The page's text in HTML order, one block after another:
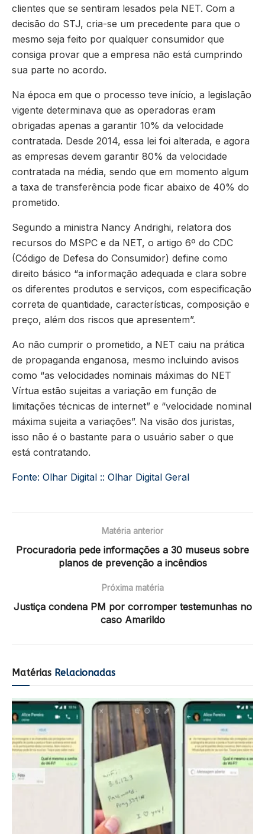
clientes que se sentiram lesados pela NET. Com a
decisão do STJ, cria-se um precedente para que o
mesmo seja feito por qualquer consumidor que
consiga provar que a empresa não está cumprindo
sua parte no acordo.
Na época em que o processo teve início, a legislação
vigente determinava que as operadoras eram
obrigadas apenas a garantir 10% da velocidade
contratada. Desde 2014, essa lei foi alterada, e agora
as empresas devem garantir 80% da velocidade
contratada na média, sendo que em momento algum
a taxa de transferência pode ficar abaixo de 40% do
prometido.
Segundo a ministra Nancy Andrighi, relatora dos
recursos do MSPC e da NET, o artigo 6º do CDC
(Código de Defesa do Consumidor) define como
direito básico “a informação adequada e clara sobre
os diferentes produtos e serviços, com especificação
correta de quantidade, características, composição e
preço, além dos riscos que apresentem”.
Ao não cumprir o prometido, a NET caiu na prática
de propaganda enganosa, mesmo incluindo avisos
como “as velocidades nominais máximas do NET
Vírtua estão sujeitas a variação em função de
limitações técnicas de internet” e “velocidade nominal
máxima sujeita a variações”. Na visão dos juristas,
isso não é o bastante para o usuário saber o que
está contratando.
Fonte: Olhar Digital :: Olhar Digital Geral
Matéria anterior
Procuradoria pede informações a 30 museus sobre
planos de prevenção a incêndios
Próxima matéria
Justiça condena PM por corromper testemunhas no
caso Amarildo
Matérias Relacionadas